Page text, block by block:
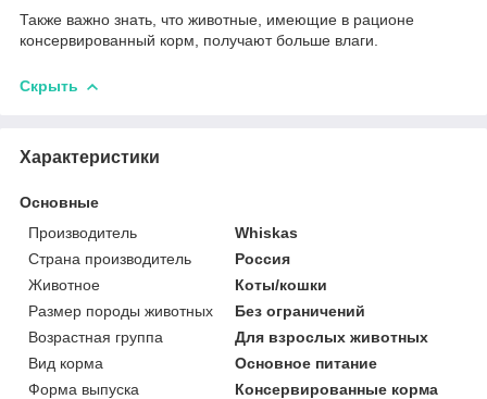
Также важно знать, что животные, имеющие в рационе
консервированный корм, получают больше влаги.
Скрыть
Характеристики
Основные
Производитель
Whiskas
Страна производитель
Россия
Животное
Коты/кошки
Размер породы животных
Без ограничений
Возрастная группа
Для взрослых животных
Вид корма
Основное питание
Форма выпуска
Консервированные корма